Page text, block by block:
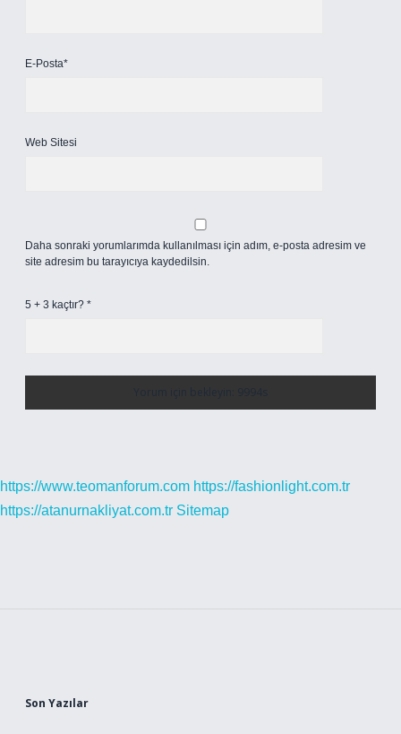
E-Posta*
Web Sitesi
Daha sonraki yorumlarımda kullanılması için adım, e-posta adresim ve
site adresim bu tarayıcıya kaydedilsin.
5 + 3 kaçtır? *
https://www.teomanforum.com https://fashionlight.com.tr
https://atanurnakliyat.com.tr Sitemap
Son Yazılar